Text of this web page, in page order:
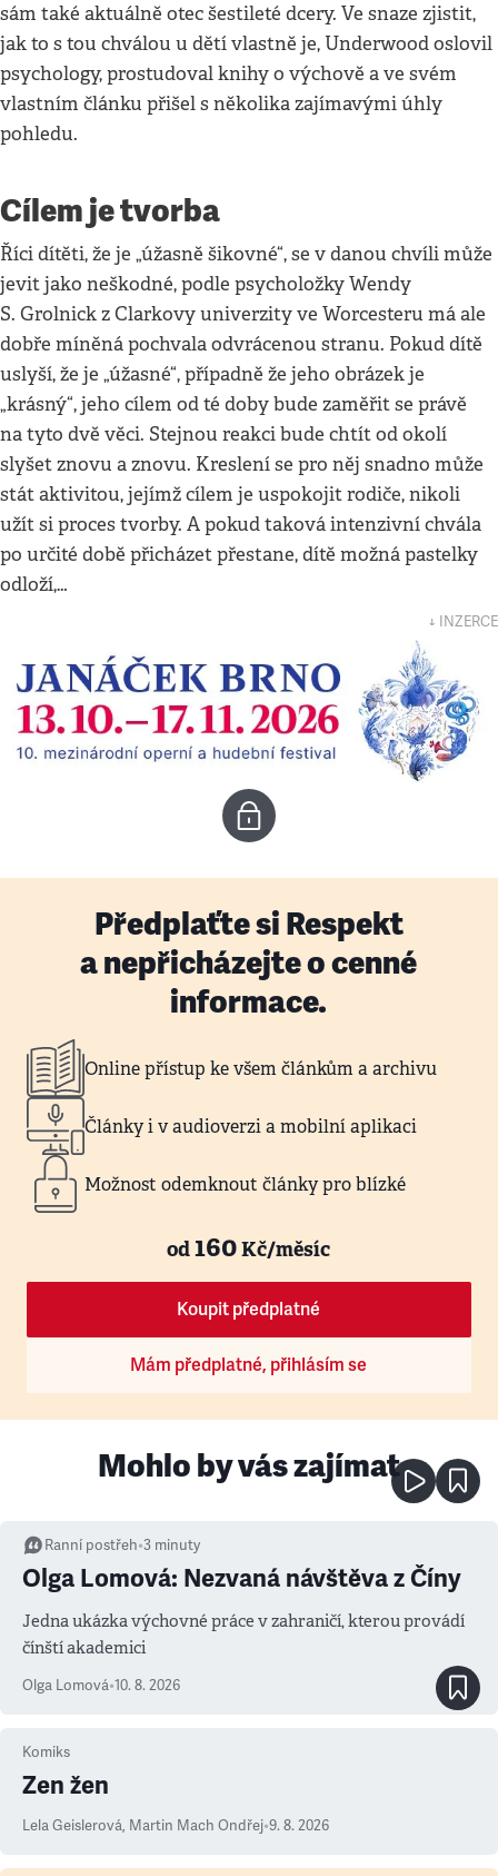
sám také aktuálně otec šestileté dcery. Ve snaze zjistit,
jak to s tou chválou u dětí vlastně je, Underwood oslovil
psychology, prostudoval knihy o výchově a ve svém
vlastním článku přišel s několika zajímavými úhly
pohledu.
Cílem je tvorba
Říci dítěti, že je „úžasně šikovné“, se v danou chvíli může
jevit jako neškodné, podle psycholožky Wendy
S. Grolnick z Clarkovy univerzity ve Worcesteru má ale
dobře míněná pochvala odvrácenou stranu. Pokud dítě
uslyší, že je „úžasné“, případně že jeho obrázek je
„krásný“, jeho cílem od té doby bude zaměřit se právě
na tyto dvě věci. Stejnou reakci bude chtít od okolí
slyšet znovu a znovu. Kreslení se pro něj snadno může
stát aktivitou, jejímž cílem je uspokojit rodiče, nikoli
užít si proces tvorby. A pokud taková intenzivní chvála
po určité době přicházet přestane, dítě možná pastelky
odloží,…
↓ INZERCE
Předplaťte si Respekt
a nepřicházejte o cenné
informace.
Online přístup ke všem článkům a archivu
Články i v audioverzi a mobilní aplikaci
Možnost odemknout články pro blízké
od160Kč/měsíc
Koupit předplatné
Mám předplatné, přihlásím se
Mohlo by vás zajímat
Ranní postřeh•3 minuty
Olga Lomová: Nezvaná návštěva z Číny
Jedna ukázka výchovné práce v zahraničí, kterou provádí
čínští akademici
Olga Lomová•10. 8. 2026
Komiks
Zen žen
Lela Geislerová, Martin Mach Ondřej•9. 8. 2026